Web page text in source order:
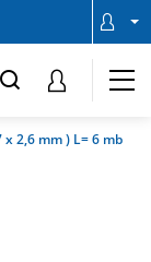
2,6 mm ) L= 6 mb